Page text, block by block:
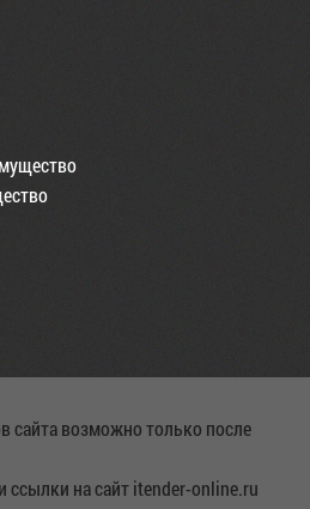
сайта возможно только после
на сайт itender-online.ru